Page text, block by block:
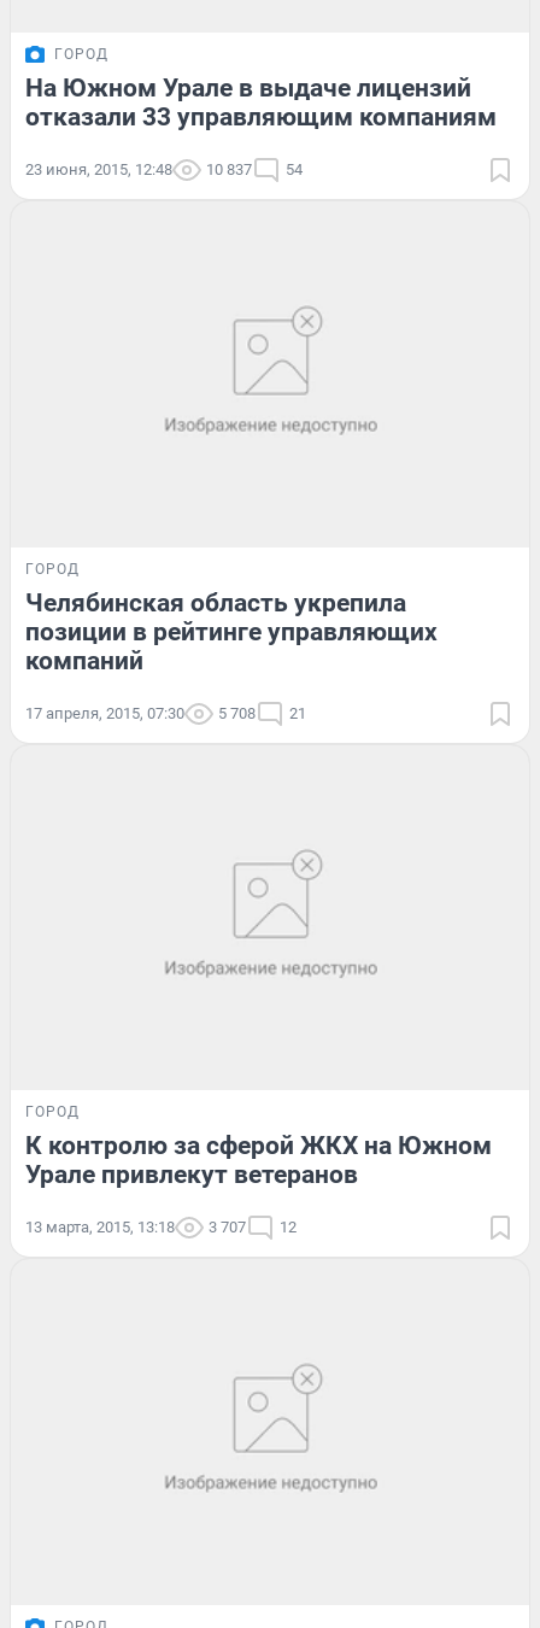
ГОРОД
На Южном Урале в выдаче лицензий
отказали 33 управляющим компаниям
23 июня, 2015, 12:48 10 837 54
ГОРОД
Челябинская область укрепила
позиции в рейтинге управляющих
компаний
17 апреля, 2015, 07:30 5 708 21
ГОРОД
К контролю за сферой ЖКХ на Южном
Урале привлекут ветеранов
13 марта, 2015, 13:18 3 707 12